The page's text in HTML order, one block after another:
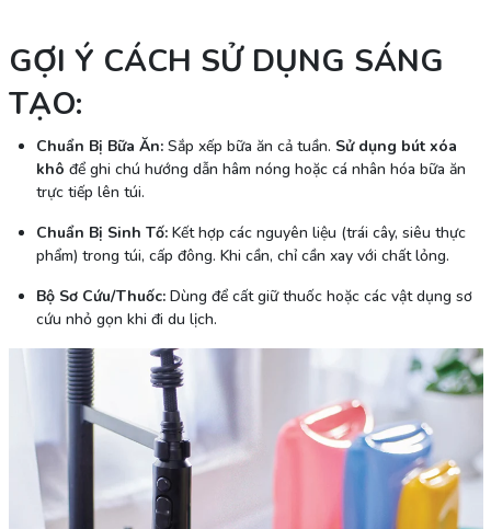
GỢI Ý CÁCH SỬ DỤNG SÁNG
TẠO:
Chuẩn Bị Bữa Ăn:Sắp xếp bữa ăn cả tuần. Sử dụng bút xóa
khô để ghi chú hướng dẫn hâm nóng hoặc cá nhân hóa bữa ăn
trực tiếp lên túi.
Chuẩn Bị Sinh Tố:Kết hợp các nguyên liệu (trái cây, siêu thực
phẩm) trong túi, cấp đông. Khi cần, chỉ cần xay với chất lỏng.
Bộ Sơ Cứu/Thuốc:Dùng để cất giữ thuốc hoặc các vật dụng sơ
cứu nhỏ gọn khi đi du lịch.